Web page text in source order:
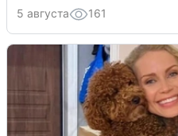
5 августа 161